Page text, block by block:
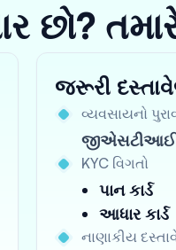
છો?
જરૂરી
વ્યવસાયનો
KYC વિગતો
પાન કાર્ડ
આધાર કાર્ડ
નાણાકીય